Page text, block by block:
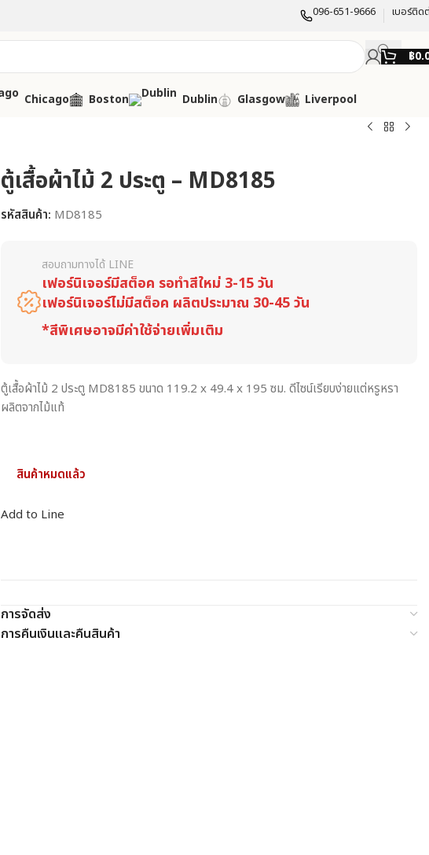
096-651-9666 เบอร์ติด
฿
Chicago Boston Dublin Glasgow Liverpool
ตู้เสื้อผ้าไม้ 2 ประตู – MD8185
รหัสสินค้า: MD8185
สอบถามทางได้ LINE
เฟอร์นิเจอร์มีสต็อค รอทำสีใหม่ 3-15 วัน
เฟอร์นิเจอร์ไม่มีสต็อค ผลิตประมาณ 30-45 วัน
*สีพิเศษอาจมีค่าใช้จ่ายเพิ่มเติม
ตู้เสื้อผ้าไม้ 2 ประตู MD8185 ขนาด 119.2 x 49.4 x 195 ซม. ดีไซน์เรียบง่ายแต่หรูหรา
ผลิตจากไม้แท้
สินค้าหมดแล้ว
Add to Line
การจัดส่ง
การคืนเงินและคืนสินค้า